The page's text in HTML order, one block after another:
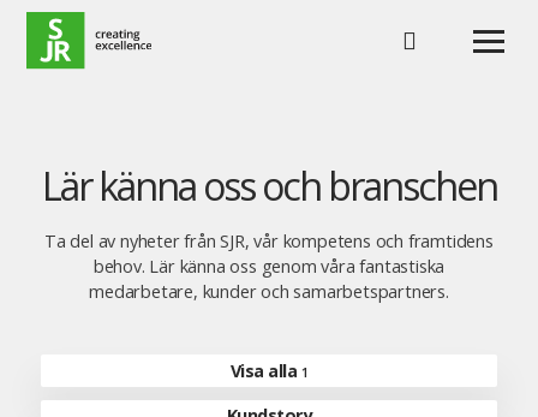
Hoppa till innehåll
Lär känna oss och branschen
Ta del av nyheter från SJR, vår kompetens och framtidens
behov. Lär känna oss genom våra fantastiska
medarbetare, kunder och samarbetspartners.
Visa alla 1